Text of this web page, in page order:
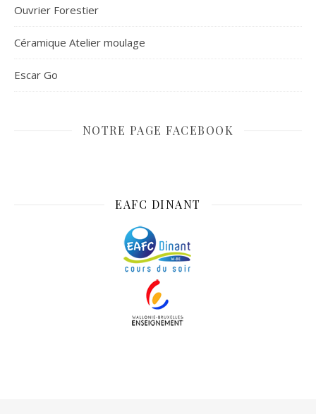
Ouvrier Forestier
Céramique Atelier moulage
Escar Go
NOTRE PAGE FACEBOOK
EAFC DINANT